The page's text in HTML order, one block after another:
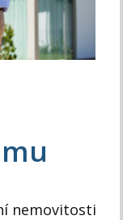
nemovitosti